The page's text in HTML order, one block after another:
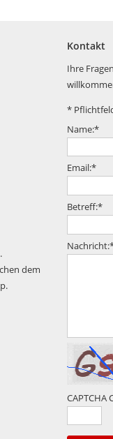
dem
Kontakt
Ihre
*
Name:*
Email:*
Betreff:*
Nachricht:
CAPTCHA